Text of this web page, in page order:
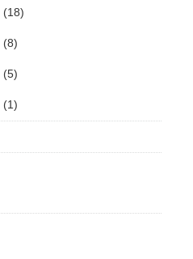
(18)
(8)
(5)
(1)